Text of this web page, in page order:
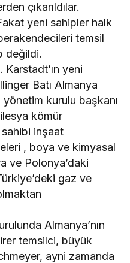
çıkarıldılar.
yeni sahipler halk
temsil
değildi.
yeni
Batı Almanya
kurulu başkanı
kömür
inşaat
, boya ve kimyasal
ve Polonya’daki
gaz ve
Almanya’nın
temsilci, büyük
ayni zamanda